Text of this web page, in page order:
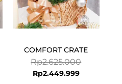
COMFORT CRATE
Rp2.625.000
Rp2.449.999